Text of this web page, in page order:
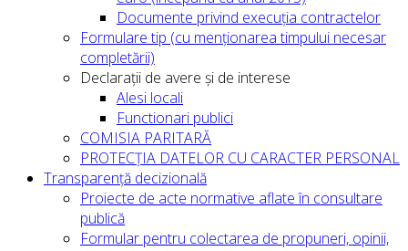
Documente privind execuția contractelor
Formulare tip (cu menționarea timpului necesar
completării)
Declarații de avere și de interese
Alesi locali
Functionari publici
COMISIA PARITARĂ
PROTECȚIA DATELOR CU CARACTER PERSONAL
Transparență decizională
Proiecte de acte normative aflate în consultare
publică
Formular pentru colectarea de propuneri, opinii,